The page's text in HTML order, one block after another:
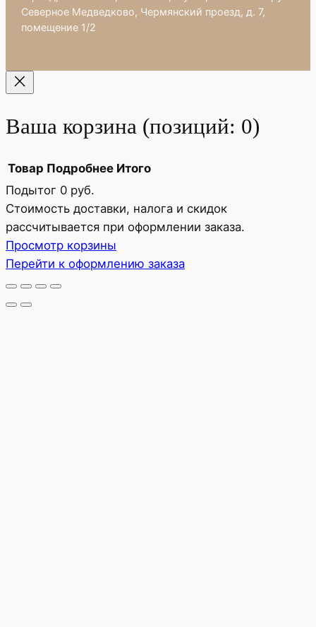
Северное Медведково, Чермянский проезд, д. 7,
помещение 1/2
Ваша корзина (позиций: 0)
Товары
в
корзине
Товар Подробнее Итого
Подытог 0 руб.
Стоимость доставки, налога и скидок
рассчитывается при оформлении заказа.
Просмотр корзины
Перейти к оформлению заказа